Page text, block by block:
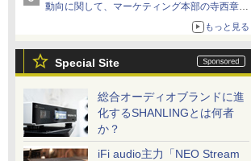
動向に関して、マーケティング本部の寺西章氏
もっと見る
Special Site
総合オーディオブランドに進
化するSHANLINGとは何者
か？
iFi audio主力「NEO Stream